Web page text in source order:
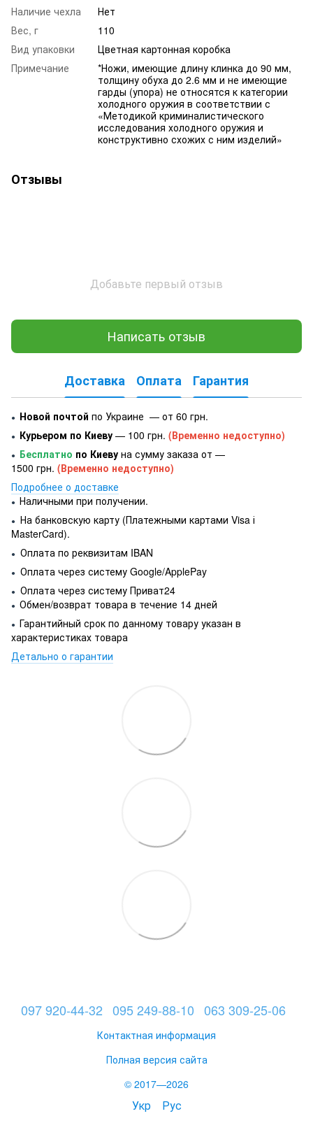
Наличие чехла
Нет
Вес, г
110
Вид упаковки
Цветная картонная коробка
Примечание
*Ножи, имеющие длину клинка до 90 мм,
толщину обуха до 2.6 мм и не имеющие
гарды (упора) не относятся к категории
холодного оружия в соответствии с
«Методикой криминалистического
исследования холодного оружия и
конструктивно схожих с ним изделий»
Отзывы
Добавьте первый отзыв
Написать отзыв
Доставка Оплата Гарантия
● Новой почтой по Украине — от 60 грн.
● Курьером по Киеву — 100 грн. (Временно недоступно)
● Бесплатно по Киеву на сумму заказа от —
1500 грн. (Временно недоступно)
Подробнее о доставке
● Наличными при получении.
● На банковскую карту (Платежными картами Visa і
MasterCard).
● Оплата по реквизитам IBAN
● Оплата через систему Google/ApplePay
● Оплата через систему Приват24
● Обмен/возврат товара в течение 14 дней
● Гарантийный срок по данному товару указан в
характеристиках товара
Детально о гарантии
097 920-44-32 095 249-88-10 063 309-25-06
Контактная информация
Полная версия сайта
© 2017—2026
Укр Рус